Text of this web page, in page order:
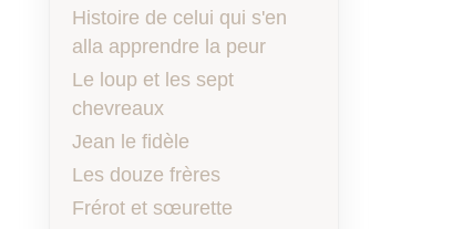
Histoire de celui qui s'en
alla apprendre la peur
Le loup et les sept
chevreaux
Jean le fidèle
Les douze frères
Frérot et sœurette